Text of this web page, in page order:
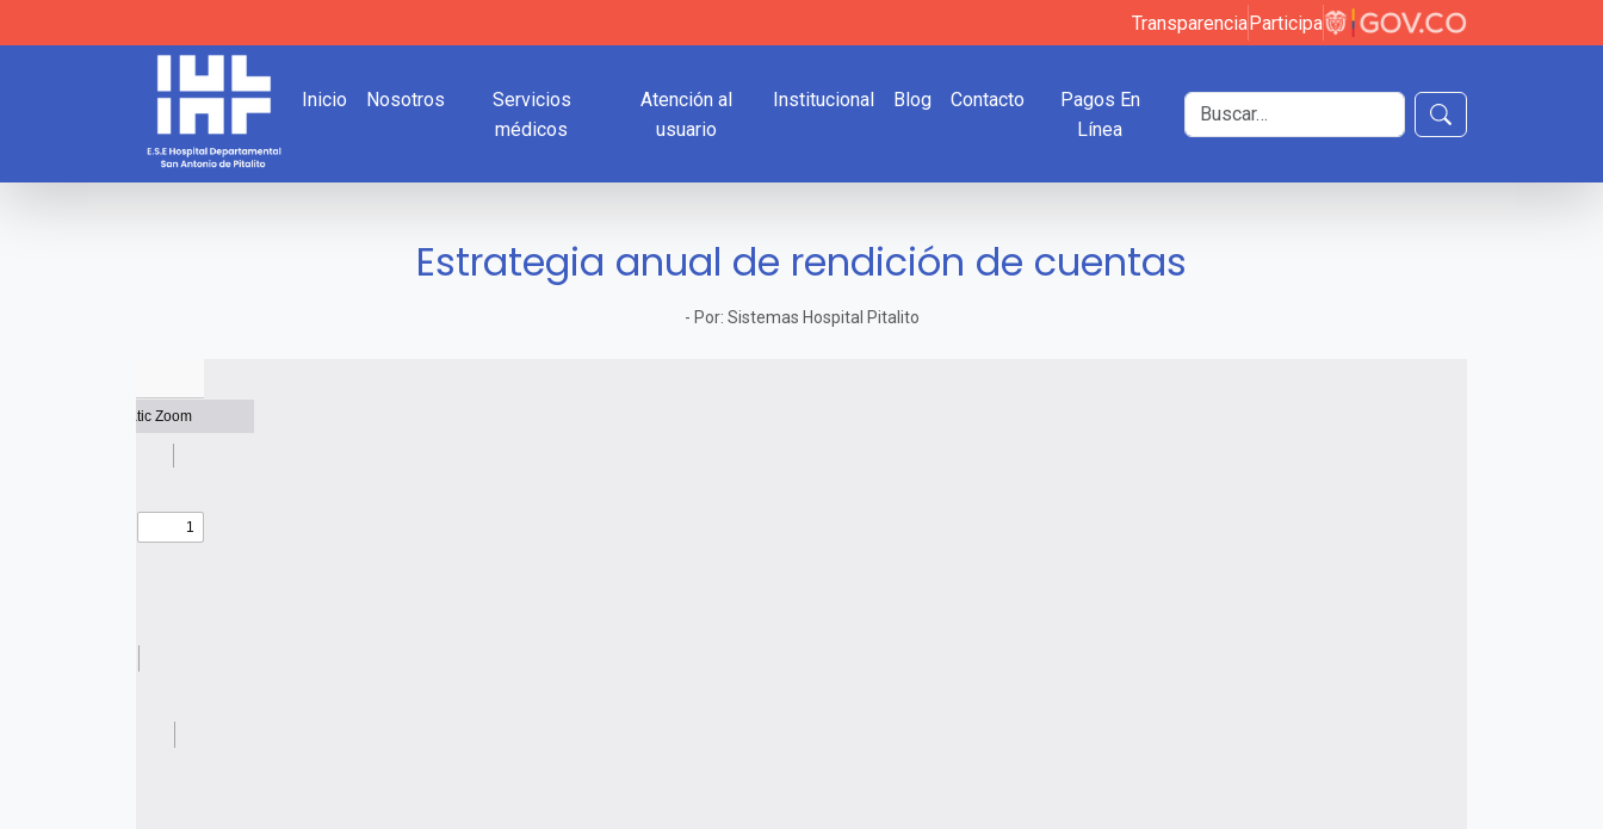
TransparenciaParticipa
Inicio Nosotros
Servicios
médicos
Atención al
usuario
Institucional Blog Contacto
Pagos En
Línea
Buscar en el sitio
Buscar
Estrategia anual de rendición de cuentas
- Por: Sistemas Hospital Pitalito